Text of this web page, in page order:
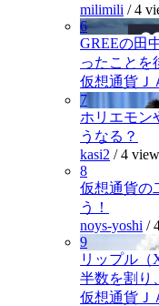
milimili /4
6
GREEの田
ったことを
仮想通貨Ｊ
7
ホリエモン
うなる？
kasi2 /4
8
仮想通貨の
う！
noys-yoshi /
9
リップル（
半数を割り
仮想通貨Ｊ